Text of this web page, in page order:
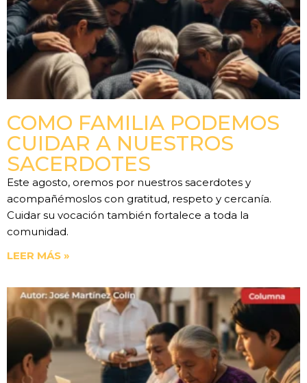
COMO FAMILIA PODEMOS
CUIDAR A NUESTROS
SACERDOTES
Este agosto, oremos por nuestros sacerdotes y
acompañémoslos con gratitud, respeto y cercanía.
Cuidar su vocación también fortalece a toda la
comunidad.
LEER MÁS »